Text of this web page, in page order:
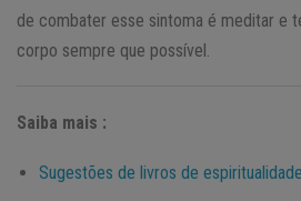
de combater esse sintoma é meditar e
corpo sempre que possível.
Saiba mais :
Sugestões de livros de